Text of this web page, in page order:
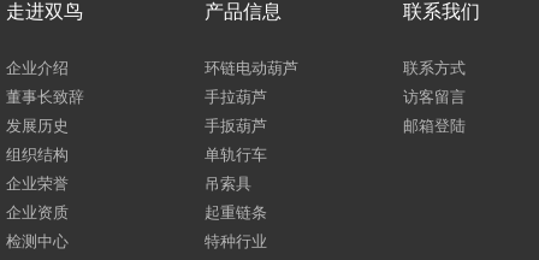
走进双鸟
企业介绍
董事长致辞
发展历史
组织结构
企业荣誉
企业资质
检测中心
产品信息
环链电动葫芦
手拉葫芦
手扳葫芦
单轨行车
吊索具
起重链条
特种行业
联系我们
联系方式
访客留言
邮箱登陆